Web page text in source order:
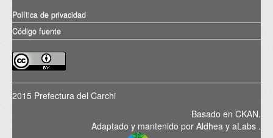
Política de privacidad
Código fuente
2015 Prefectura del Carchi
Basado en CKAN.
Adaptado y mantenido por Aldhea y aLabs .